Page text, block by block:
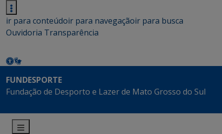
ir para conteúdoir para navegaçãoir para busca
Ouvidoria Transparência
FUNDESPORTE
Fundação de Desporto e Lazer de Mato Grosso do Sul